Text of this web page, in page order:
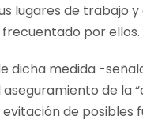
lugares de trabajo
por ellos.
dicha medida -
aseguramiento de la
evitación de posibles